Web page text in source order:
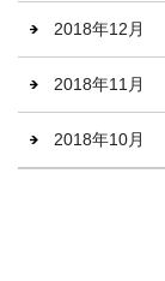
2018年12月
2018年11月
2018年10月